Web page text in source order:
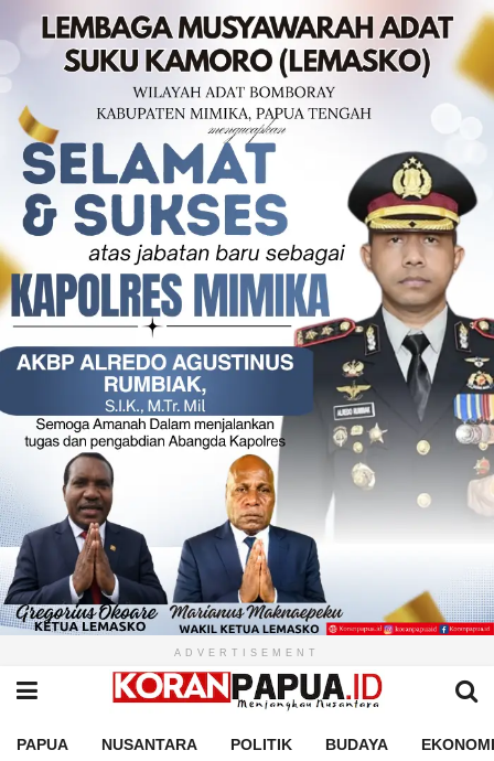
ADVERTISEMENT
PAPUA NUSANTARA POLITIK BUDAYA EKONOMI